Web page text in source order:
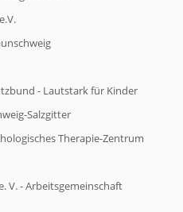
- Lautstark für Kinder
Salzgitter
Therapie-Zentrum
V. - Arbeitsgemeinschaft